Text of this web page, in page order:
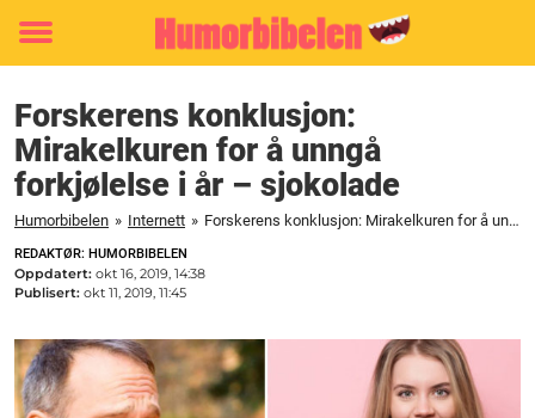
Toggle
Forskerens konklusjon:
Mirakelkuren for å unngå
forkjølelse i år – sjokolade
Humorbibelen » Internett » Forskerens konklusjon: Mirakelkuren for å unngå forkjølelse i år - sjokolade
REDAKTØR: HUMORBIBELEN
Oppdatert: okt 16, 2019, 14:38
Publisert: okt 11, 2019, 11:45